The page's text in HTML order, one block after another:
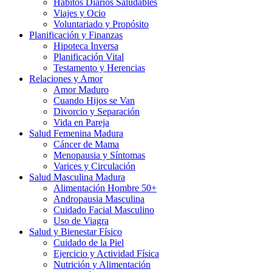
Hábitos Diarios Saludables
Viajes y Ocio
Voluntariado y Propósito
Planificación y Finanzas
Hipoteca Inversa
Planificación Vital
Testamento y Herencias
Relaciones y Amor
Amor Maduro
Cuando Hijos se Van
Divorcio y Separación
Vida en Pareja
Salud Femenina Madura
Cáncer de Mama
Menopausia y Síntomas
Varices y Circulación
Salud Masculina Madura
Alimentación Hombre 50+
Andropausia Masculina
Cuidado Facial Masculino
Uso de Viagra
Salud y Bienestar Físico
Cuidado de la Piel
Ejercicio y Actividad Física
Nutrición y Alimentación